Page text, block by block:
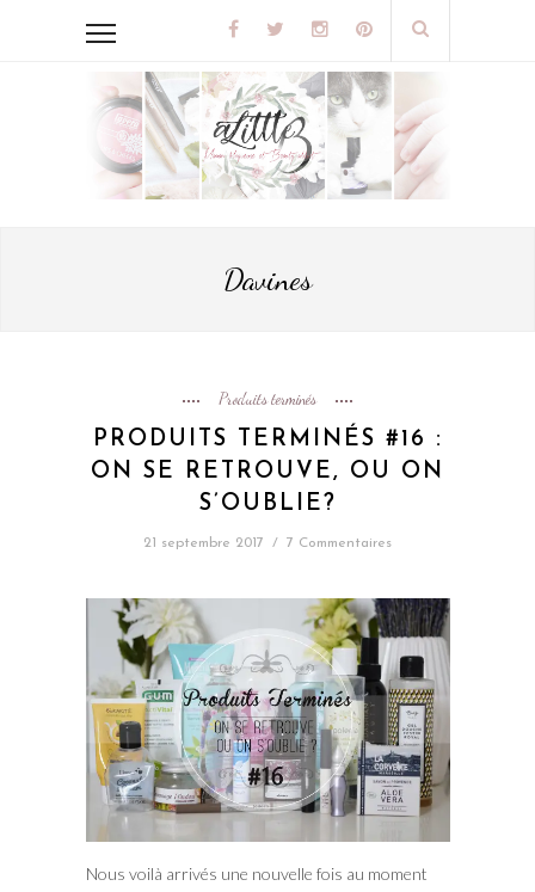
Davines
Produits terminés
PRODUITS TERMINÉS #16 :
ON SE RETROUVE, OU ON
S’OUBLIE?
21 septembre 2017 / 7 Commentaires
Nous voilà arrivés une nouvelle fois au moment